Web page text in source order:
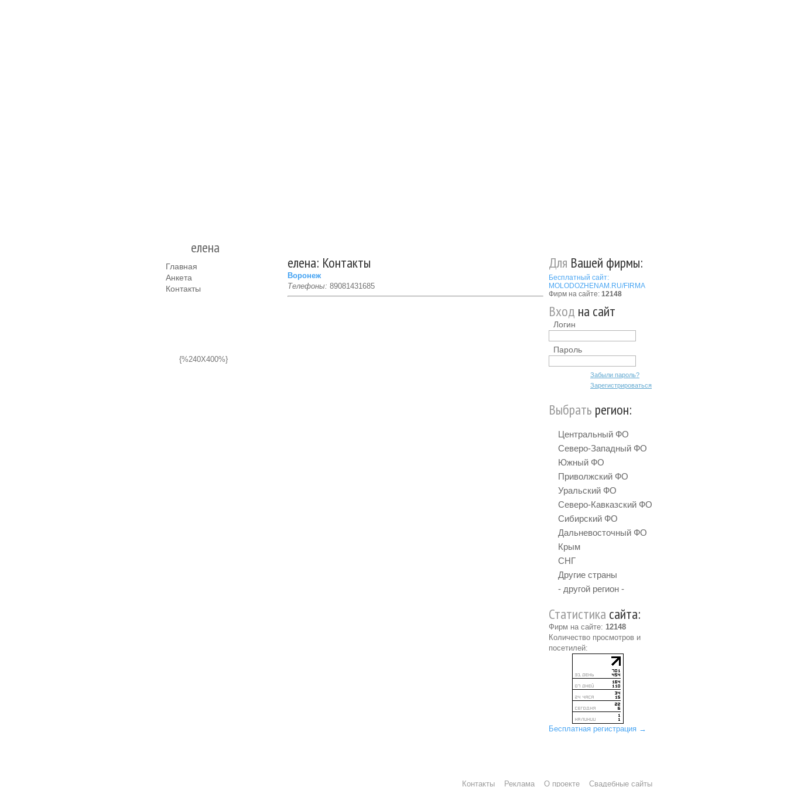
елена
Главная
Анкета
Контакты
{%240X400%}
елена: Контакты
Воронеж
Телефоны: 89081431685
Для Вашей фирмы:
Бесплатный сайт:
MOLODOZHENAM.RU/FIRMA
Фирм на сайте: 12148
Вход на сайт
Логин
Пароль
Забыли пароль?
Зарегистрироваться
Выбрать регион:
Центральный ФО
Северо-Западный ФО
Южный ФО
Приволжский ФО
Уральский ФО
Северо-Кавказский ФО
Сибирский ФО
Дальневосточный ФО
Крым
СНГ
Другие страны
- другой регион -
Статистика сайта:
Фирм на сайте: 12148
Количество просмотров и
посетилей:
Бесплатная регистрация →
Контакты Реклама О проекте Свадебные сайты